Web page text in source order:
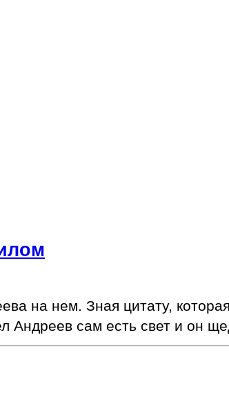
на нем. Зная цитату,
Андреев сам есть свет и он